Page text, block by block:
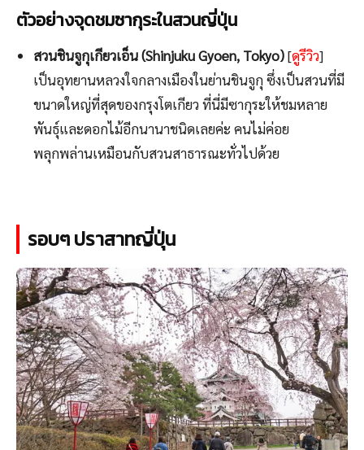
ตัวอย่างจุดชมซากุระในสวนญี่ปุ่น
สวนชินจูกุเกียวเอ็น (Shinjuku Gyoen, Tokyo)[ดูรีวิว]
เป็นอุทยานหลวงใจกลางเมืองในย่านชินจูกุ ซึ่งเป็นสวนที่มี
ขนาดใหญ่ที่สุดของกรุงโตเกียว ที่นี่มีซากุระให้ชมหลาย
พันธุ์และดอกไม้อีกนานาชนิดเลยค่ะ คนไม่ค่อย
พลุกพล่านเหมือนกับสวนสาธารณะทั่วไปด้วย
รอบๆ ปราสาทญี่ปุ่น